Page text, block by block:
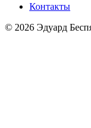
Контакты
© 2026 Эдуард